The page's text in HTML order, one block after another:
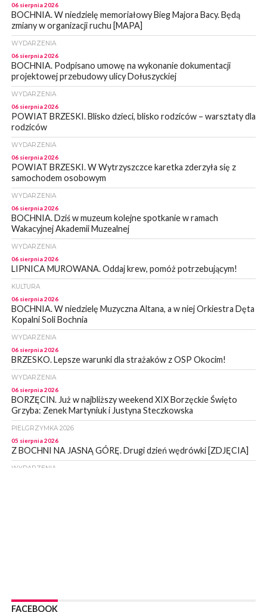
06 sierpnia 2026
BOCHNIA. W niedzielę memoriałowy Bieg Majora Bacy. Będą
zmiany w organizacji ruchu [MAPA]
WYDARZENIA
06 sierpnia 2026
BOCHNIA. Podpisano umowę na wykonanie dokumentacji
projektowej przebudowy ulicy Dołuszyckiej
WYDARZENIA
06 sierpnia 2026
POWIAT BRZESKI. Blisko dzieci, blisko rodziców – warsztaty dla
rodziców
WYDARZENIA
06 sierpnia 2026
POWIAT BRZESKI. W Wytrzyszczce karetka zderzyła się z
samochodem osobowym
WYDARZENIA
06 sierpnia 2026
BOCHNIA. Dziś w muzeum kolejne spotkanie w ramach
Wakacyjnej Akademii Muzealnej
WYDARZENIA
06 sierpnia 2026
LIPNICA MUROWANA. Oddaj krew, pomóż potrzebującym!
KULTURA
06 sierpnia 2026
BOCHNIA. W niedzielę Muzyczna Altana, a w niej Orkiestra Dęta
Kopalni Soli Bochnia
WYDARZENIA
06 sierpnia 2026
BRZESKO. Lepsze warunki dla strażaków z OSP Okocim!
WYDARZENIA
06 sierpnia 2026
BORZĘCIN. Już w najbliższy weekend XIX Borzęckie Święto
Grzyba: Zenek Martyniuk i Justyna Steczkowska
PIELGRZYMKA 2026
05 sierpnia 2026
Z BOCHNI NA JASNĄ GÓRĘ. Drugi dzień wędrówki [ZDJĘCIA]
WYDARZENIA
GMINA DRWINIA. 45 dzieci będzie się uczyć pływać. Zajęcia
FACEBOOK